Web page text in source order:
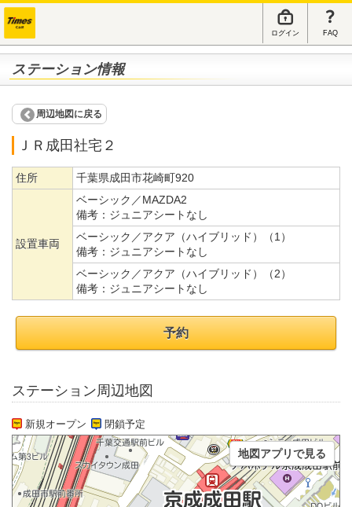
ログイン FAQ
ステーション情報
周辺地図に戻る
ＪＲ成田社宅２
住所 千葉県成田市花崎町920
設置車両
ベーシック／MAZDA2
備考： ジュニアシートなし
ベーシック／アクア（ハイブリッド）（1）
備考： ジュニアシートなし
ベーシック／アクア（ハイブリッド）（2）
備考： ジュニアシートなし
予約
ステーション周辺地図
新規オープン 閉鎖予定
地図アプリで見る